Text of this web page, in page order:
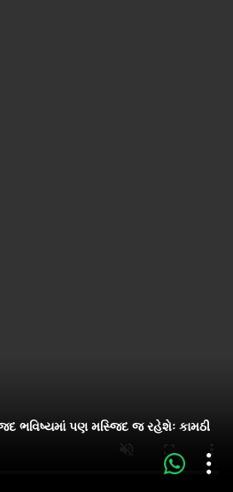
ભવિષ્યમાં પણ મસ્જિદ જ રહેશેઃ કામઠી